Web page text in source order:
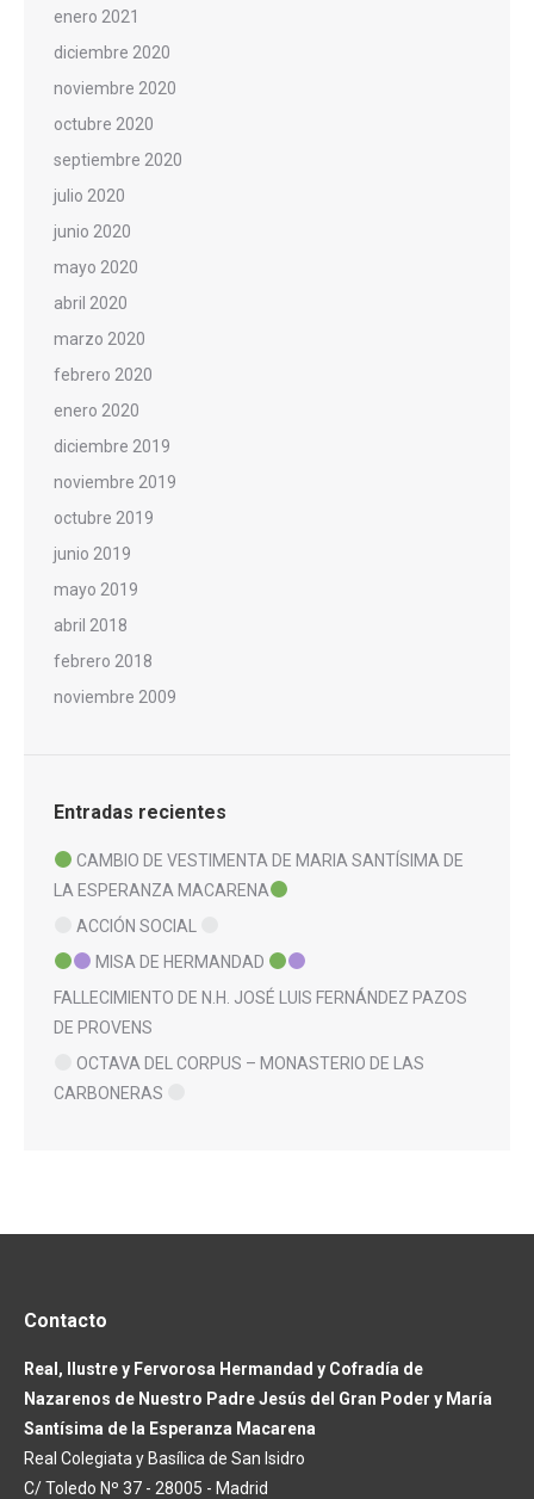
enero 2021
diciembre 2020
noviembre 2020
octubre 2020
septiembre 2020
julio 2020
junio 2020
mayo 2020
abril 2020
marzo 2020
febrero 2020
enero 2020
diciembre 2019
noviembre 2019
octubre 2019
junio 2019
mayo 2019
abril 2018
febrero 2018
noviembre 2009
Entradas recientes
CAMBIO DE VESTIMENTA DE MARIA SANTÍSIMA DE
LA ESPERANZA MACARENA
ACCIÓN SOCIAL
MISA DE HERMANDAD
FALLECIMIENTO DE N.H. JOSÉ LUIS FERNÁNDEZ PAZOS
DE PROVENS
OCTAVA DEL CORPUS – MONASTERIO DE LAS
CARBONERAS
Contacto
Real, Ilustre y Fervorosa Hermandad y Cofradía de
Nazarenos de Nuestro Padre Jesús del Gran Poder y María
Santísima de la Esperanza Macarena
Real Colegiata y Basílica de San Isidro
C/ Toledo Nº 37 - 28005 - Madrid